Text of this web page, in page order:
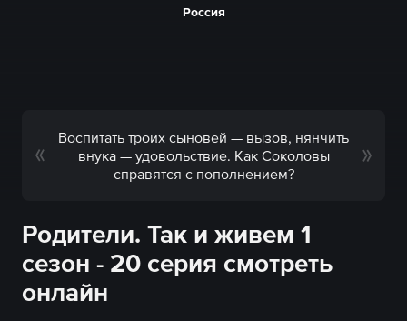
Россия
Воспитать троих сыновей — вызов, нянчить
внука — удовольствие. Как Соколовы
справятся с пополнением?
Родители. Так и живем 1
сезон - 20 серия смотреть
онлайн